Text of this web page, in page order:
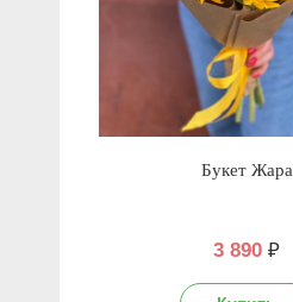
Букет Жара
3 890 ₽